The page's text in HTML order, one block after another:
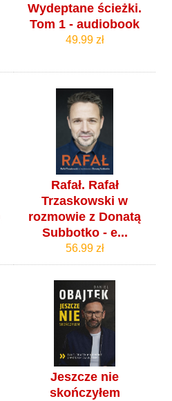
Wydeptane ścieżki.
Tom 1 - audiobook
49.99 zł
Rafał. Rafał
Trzaskowski w
rozmowie z Donatą
Subbotko - e...
56.99 zł
Jeszcze nie
skończyłem